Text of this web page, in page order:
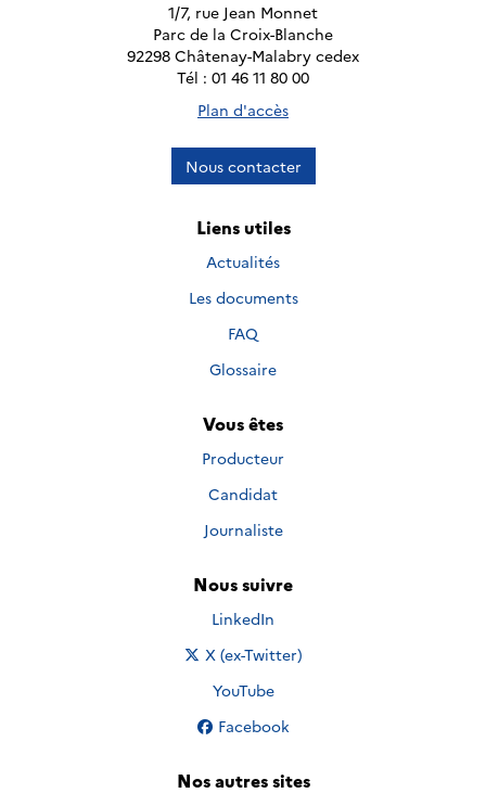
1/7, rue Jean Monnet
Parc de la Croix-Blanche
92298 Châtenay-Malabry cedex
Tél : 01 46 11 80 00
Plan d'accès
Nous contacter
Liens utiles
Actualités
Les documents
FAQ
Glossaire
Vous êtes
Producteur
Candidat
Journaliste
Nous suivre
Nous suivre sur
LinkedIn
Nous suivre sur
X (ex-Twitter)
Nous suivre sur
YouTube
Nous suivre sur
Facebook
Nos autres sites